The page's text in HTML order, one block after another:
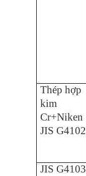
Thép hợp
kim
Cr+Niken
JIS G4102
JIS G4103